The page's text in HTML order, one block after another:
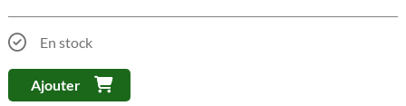
En stock
Ajouter